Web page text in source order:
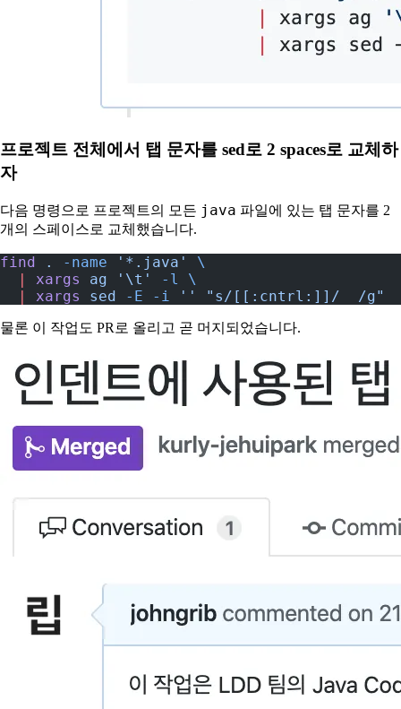
프로젝트 전체에서 탭 문자를 sed로 2 spaces로 교체하
자
다음 명령으로 프로젝트의 모든 java 파일에 있는 탭 문자를 2
개의 스페이스로 교체했습니다.
find . -name '*.java'
\
  |
xargs ag '\t' -l
\
  |
xargs sed -E -i '' "s/[[:cntrl:]]/  /g"
물론 이 작업도 PR로 올리고 곧 머지되었습니다.